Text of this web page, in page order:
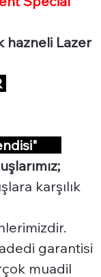
hazneli Lazer
karşılık
garantisi
muadil